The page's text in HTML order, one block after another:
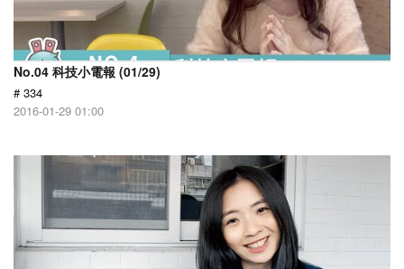
No.04 科技小電報 (01/29)
# 334
2016-01-29 01:00